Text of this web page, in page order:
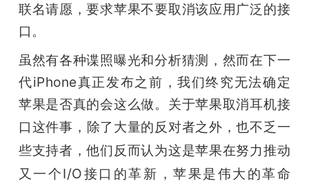
心
GAIR
联名请愿，要求苹果不要取消该应用广泛的接
口。
虽然有各种谍照曝光和分析猜测，然而在下一
代iPhone真正发布之前，我们终究无法确定
苹果是否真的会这么做。 关于苹果取消耳机接
口这件事， 除了大量的反对者之外，也不乏一
些支持者，他们反而认为这是苹果在努力推动
又一个I/O接口的革新，苹果是伟大的革命